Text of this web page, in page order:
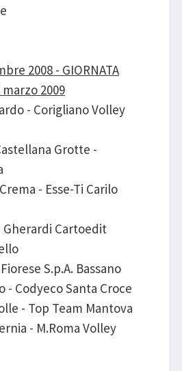
2008 - GIORNATA
marzo 2009
- Corigliano Volley
Grotte -
- Esse-Ti Carilo
Cartoedit
S.p.A. Bassano
- Codyeco Santa Croce
- Top Team Mantova
- M.Roma Volley